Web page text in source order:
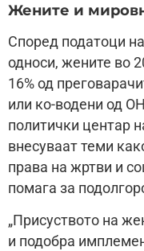
Жените и
Според податоци
односи, жените во
16% од
или ко-водени од
политички центар
внесуваат теми
права на жртви и
помага за
„Присуството на
и подобра